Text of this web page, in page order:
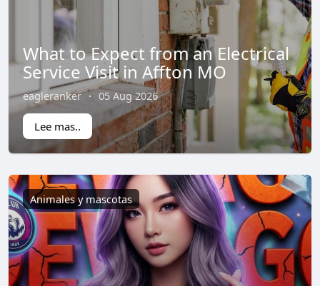
What to Expect from an Electrical
Service Visit in Affton MO
eagleranker · 05 Aug 2026
Lee mas..
Animales y mascotas